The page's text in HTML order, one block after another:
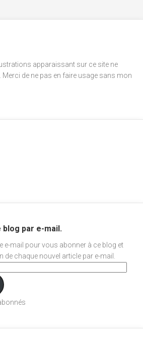
apparaissant sur ce site ne
de ne pas en faire usage sans mon
blog par e-mail.
e-mail pour vous abonner à ce blog et
de chaque nouvel article par e-mail.